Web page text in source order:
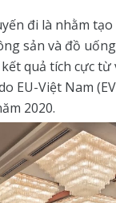
đi là nhằm
sản và đồ
quả tích cực từ
EU-Việt Nam
2020.